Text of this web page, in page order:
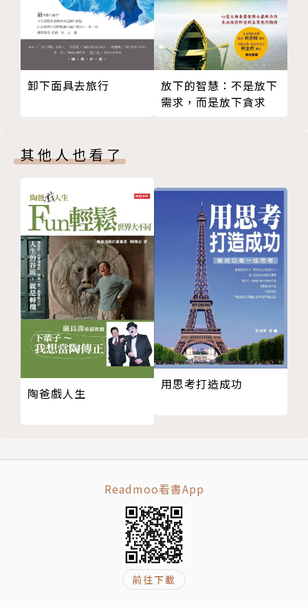
卸下面具去旅行
放下的智慧：不是放下
需求，而是放下貪求
其他人也看了
陶爸戲人生
用思考打造成功
Readmoo看書App
前往下載